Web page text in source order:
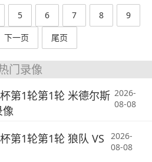
5 6 7 8
9
下一页 尾页
门录像
第1轮第1轮 米德尔斯
像
2026-
08-08
第1轮第1轮 狼队 VS
2026-
08-08